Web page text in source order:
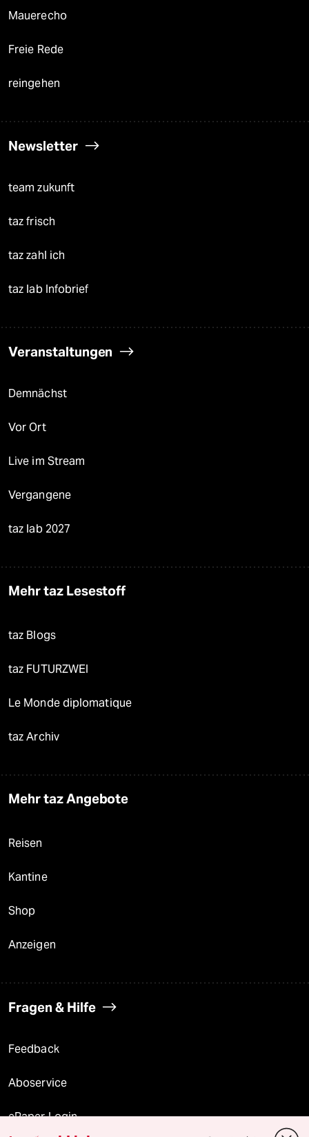
Mauerecho
Freie Rede
reingehen
Newsletter
team zukunft
taz frisch
taz zahl ich
taz lab Infobrief
Veranstaltungen
Demnächst
Vor Ort
Live im Stream
Vergangene
taz lab 2027
Mehr taz Lesestoff
taz Blogs
taz FUTURZWEI
Le Monde diplomatique
taz Archiv
Mehr taz Angebote
Reisen
Kantine
Shop
Anzeigen
Fragen & Hilfe
Feedback
Aboservice
ePaper Login